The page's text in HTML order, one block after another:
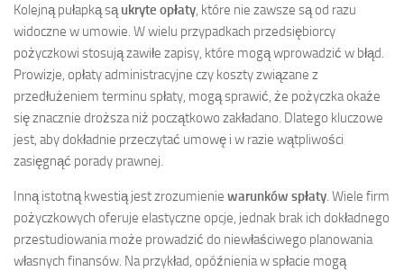
Kolejną pułapką sąukryte opłaty, które nie zawsze są od razu
widoczne w umowie. W wielu przypadkach przedsiębiorcy
pożyczkowi stosują zawiłe zapisy, które mogą wprowadzić w błąd.
Prowizje, opłaty administracyjne czy koszty związane z
przedłużeniem terminu spłaty, mogą sprawić, że pożyczka okaże
się znacznie droższa niż początkowo zakładano. Dlatego kluczowe
jest, aby dokładnie przeczytać umowę i w razie wątpliwości
zasięgnąć porady prawnej.
Inną istotną kwestią jest zrozumienie warunków spłaty. Wiele firm
pożyczkowych oferuje elastyczne opcje, jednak brak ich dokładnego
przestudiowania może prowadzić do niewłaściwego planowania
własnych finansów. Na przykład, opóźnienia w spłacie mogą